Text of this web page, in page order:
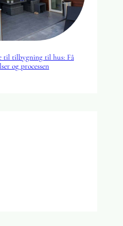
til tilbygning til hus: Få
og processen